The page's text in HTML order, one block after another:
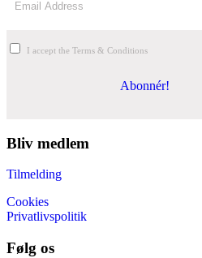
I accept the Terms & Conditions
Abonnér!
Bliv medlem
Tilmelding
Cookies
Privatlivspolitik
Følg os